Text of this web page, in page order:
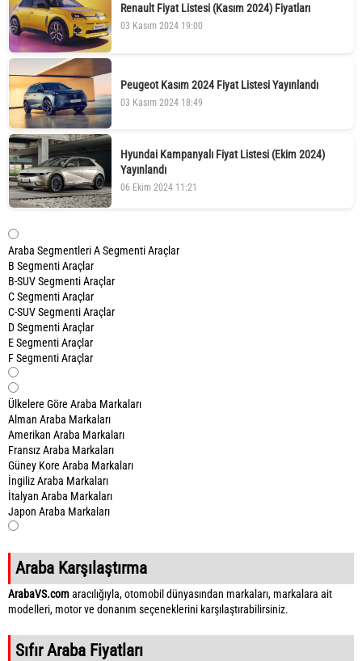
Renault Fiyat Listesi (Kasım 2024) Fiyatları
03 Kasım 2024 19:00
Peugeot Kasım 2024 Fiyat Listesi Yayınlandı
03 Kasım 2024 18:49
Hyundai Kampanyalı Fiyat Listesi (Ekim 2024)
Yayınlandı
06 Ekim 2024 11:21
Araba SegmentleriA Segmenti Araçlar
B Segmenti Araçlar
B-SUV Segmenti Araçlar
C Segmenti Araçlar
C-SUV Segmenti Araçlar
D Segmenti Araçlar
E Segmenti Araçlar
F Segmenti Araçlar
Ülkelere Göre Araba Markaları
Alman Araba Markaları
Amerikan Araba Markaları
Fransız Araba Markaları
Güney Kore Araba Markaları
İngiliz Araba Markaları
İtalyan Araba Markaları
Japon Araba Markaları
Araba Karşılaştırma
ArabaVS.comaracılığıyla, otomobil dünyasından markaları, markalara ait
modelleri, motor ve donanım seçeneklerini karşılaştırabilirsiniz.
Sıfır Araba Fiyatları